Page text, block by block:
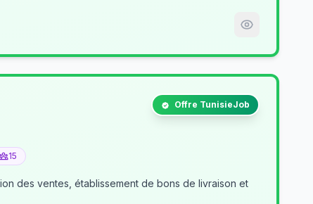
Offre TunisieJob
15
des ventes, établissement de bons de livraison et